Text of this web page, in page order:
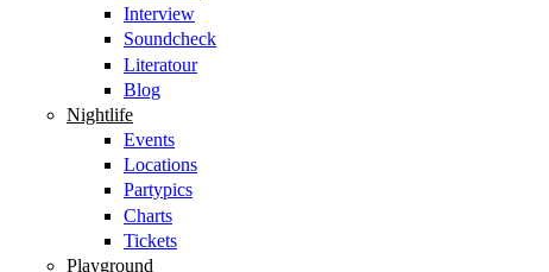
Interview
Soundcheck
Literatour
Blog
Nightlife
Events
Locations
Partypics
Charts
Tickets
Playground